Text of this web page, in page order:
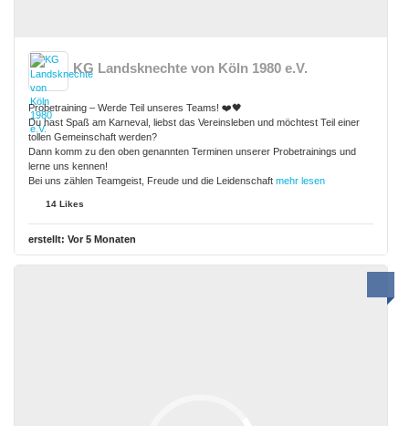
KG Landsknechte von Köln 1980 e.V.
Probetraining – Werde Teil unseres Teams! ❤️🖤
Du hast Spaß am Karneval, liebst das Vereinsleben und möchtest Teil einer
tollen Gemeinschaft werden?
Dann komm zu den oben genannten Terminen unserer Probetrainings und
lerne uns kennen!
Bei uns zählen Teamgeist, Freude und die Leidenschaft mehr lesen
14 Likes
erstellt: Vor 5 Monaten